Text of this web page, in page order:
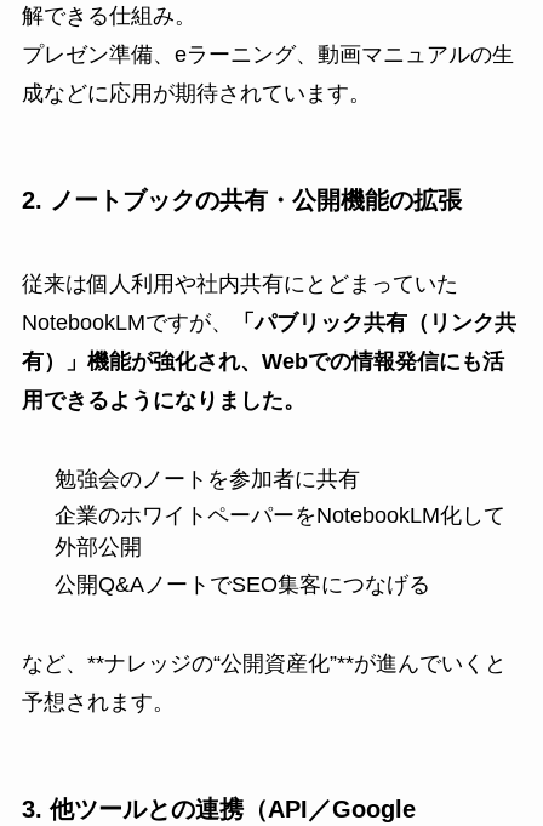
解できる仕組み。
プレゼン準備、eラーニング、動画マニュアルの生
成などに応用が期待されています。
2. ノートブックの共有・公開機能の拡張
従来は個人利用や社内共有にとどまっていた
NotebookLMですが、
「パブリック共有（リンク共
有）」機能が強化され、Webでの情報発信にも活
用できるようになりました。
勉強会のノートを参加者に共有
企業のホワイトペーパーをNotebookLM化して
外部公開
公開Q&AノートでSEO集客につなげる
など、**ナレッジの“公開資産化”**が進んでいくと
予想されます。
3. 他ツールとの連携（API／Google